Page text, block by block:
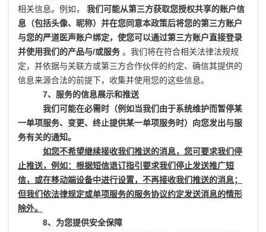
相关信息。例如， 我们可能从第三方获取您授权共享的账户信
息（包括头像、昵称）并在您同意本政策后将您的第三方账户
与您的严道医声账户绑定，使您可以通过第三方账户直接登录
并使用我们的产品与/或服务 。我们将在符合相关法律法规规
定，并依据与关联方或第三方合作伙伴的约定、确信其提供的
信息来源合法的前提下，收集并使用您的这些信息。
7、服务的信息展示和推送
我们可能在必需时（例如当我们由于系统维护而暂停某
一单项服务、变更、终止提供某一单项服务时）向您发出与服
务有关的通知。
如您不希望继续接收我们推送的消息，您可要求我们停
止推送，例如：根据短信退订指引要求我们停止发送推广短
信，或在移动端设备中进行设置，不再接收我们推送的消息；
但我们依法律规定或单项服务的服务协议约定发送消息的情形
除外。
8、为您提供安全保障